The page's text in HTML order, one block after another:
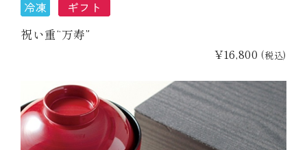
祝い重“万寿”
¥16,800 (税込)